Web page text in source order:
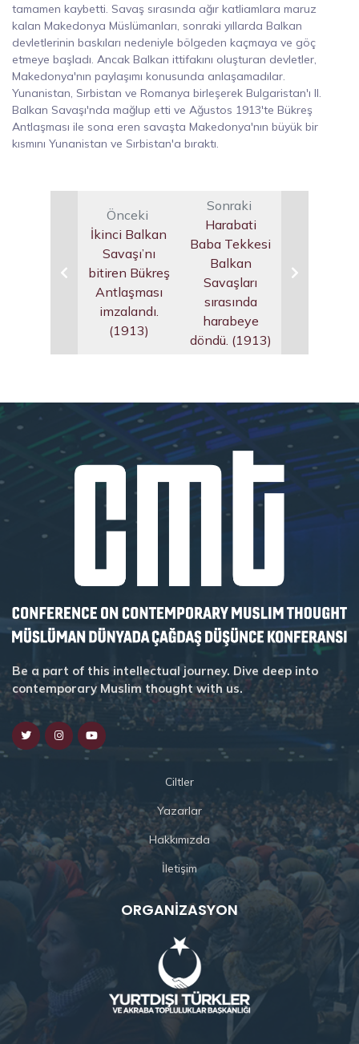
tamamen kaybetti. Savaş sırasında ağır katliamlara maruz
kalan Makedonya Müslümanları, sonraki yıllarda Balkan
devletlerinin baskıları nedeniyle bölgeden kaçmaya ve göç
etmeye başladı. Ancak Balkan ittifakını oluşturan devletler,
Makedonya'nın paylaşımı konusunda anlaşamadılar.
Yunanistan, Sırbistan ve Romanya birleşerek Bulgaristan'ı II.
Balkan Savaşı'nda mağlup etti ve Ağustos 1913'te Bükreş
Antlaşması ile sona eren savaşta Makedonya'nın büyük bir
kısmını Yunanistan ve Sırbistan'a bıraktı.
Önceki
İkinci Balkan
Savaşı’nı
bitiren Bükreş
Antlaşması
imzalandı.
(1913)
Sonraki
Harabati
Baba Tekkesi
Balkan
Savaşları
sırasında
harabeye
döndü. (1913)
Be a part of this intellectual journey. Dive deep into
contemporary Muslim thought with us.
Ciltler
Yazarlar
Hakkımızda
İletişim
ORGANIZASYON